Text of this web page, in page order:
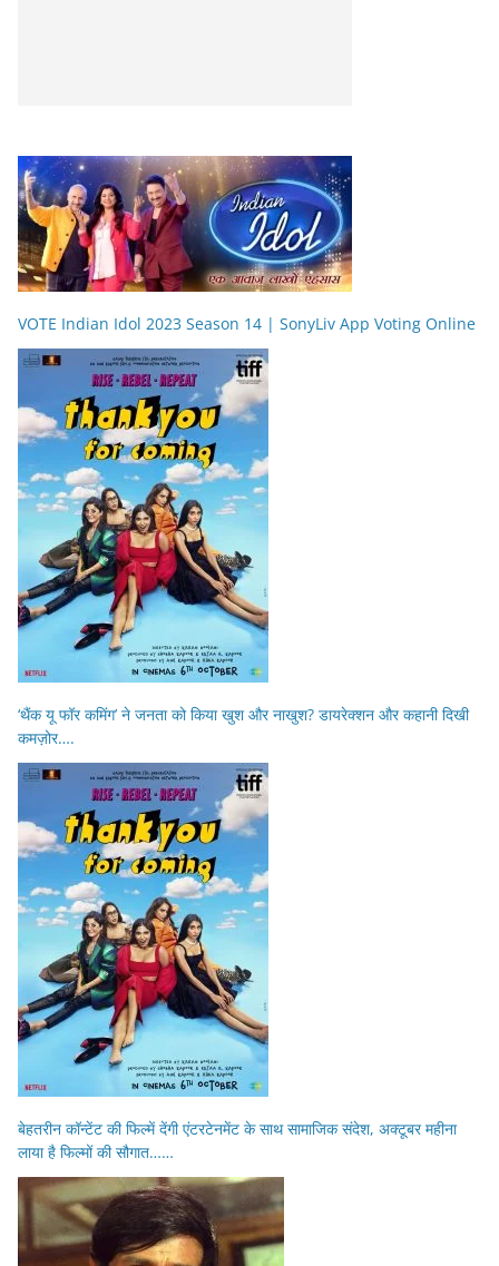
VOTE Indian Idol 2023 Season 14 | SonyLiv App Voting Online
‘थैंक यू फॉर कमिंग’ ने जनता को किया खुश और नाखुश? डायरेक्शन और कहानी दिखी
कमज़ोर….
बेहतरीन कॉन्टेंट की फिल्में देंगी एंटरटेनमेंट के साथ सामाजिक संदेश, अक्टूबर महीना
लाया है फिल्मों की सौगात……